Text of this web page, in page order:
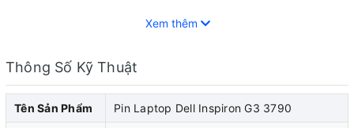
Xem thêm
Thông Số Kỹ Thuật
Tên Sản Phẩm Pin Laptop Dell Inspiron G3 3790